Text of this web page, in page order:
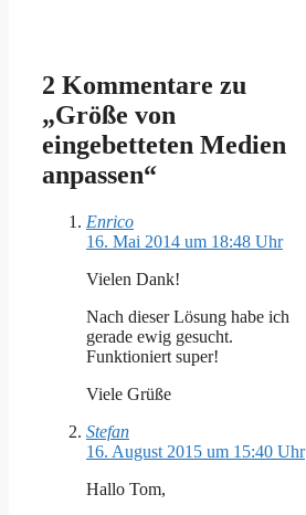
2 Kommentare zu
„Größe von
eingebetteten Medien
anpassen“
Enrico
16. Mai 2014 um 18:48 Uhr
Vielen Dank!
Nach dieser Lösung habe ich
gerade ewig gesucht.
Funktioniert super!
Viele Grüße
Stefan
16. August 2015 um 15:40 Uhr
Hallo Tom,